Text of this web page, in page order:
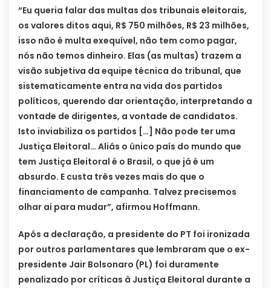
“Eu queria falar das multas dos tribunais eleitorais,
os valores ditos aqui, R$ 750 milhões, R$ 23 milhões,
isso não é multa exequível, não tem como pagar,
nós não temos dinheiro. Elas (as multas) trazem a
visão subjetiva da equipe técnica do tribunal, que
sistematicamente entra na vida dos partidos
políticos, querendo dar orientação, interpretando a
vontade de dirigentes, a vontade de candidatos.
Isto inviabiliza os partidos […] Não pode ter uma
Justiça Eleitoral… Aliás o único país do mundo que
tem Justiça Eleitoral é o Brasil, o que já é um
absurdo. E custa três vezes mais do que o
financiamento de campanha. Talvez precisemos
olhar aí para mudar”, afirmou Hoffmann.
Após a declaração, a presidente do PT foi ironizada
por outros parlamentares que lembraram que o ex-
presidente Jair Bolsonaro (PL) foi duramente
penalizado por críticas à Justiça Eleitoral durante a